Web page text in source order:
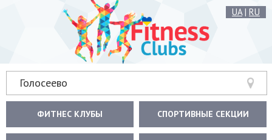
UA| RU
Голосеево
ФИТНЕС КЛУБЫ СПОРТИВНЫЕ СЕКЦИИ